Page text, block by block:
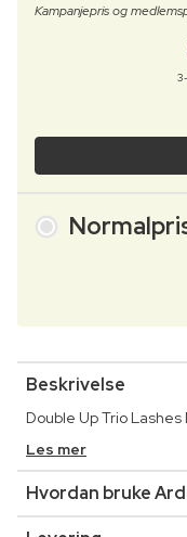
Kampanjepris og
Beskrivelse
Double Up Trio
Les mer
Hvordan bruke